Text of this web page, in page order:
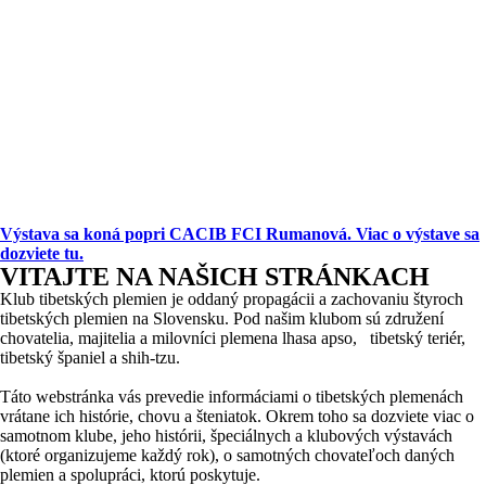
Výstava sa koná popri CACIB FCI Rumanová. Viac o výstave sa
dozviete tu.
VITAJTE NA NAŠICH STRÁNKACH
Klub tibetských plemien je oddaný propagácii a zachovaniu štyroch
tibetských plemien na Slovensku. Pod našim klubom sú združení
chovatelia, majitelia a milovníci plemena lhasa apso, tibetský teriér,
tibetský španiel a shih-tzu.
Táto webstránka vás prevedie informáciami o tibetských plemenách
vrátane ich histórie, chovu a šteniatok. Okrem toho sa dozviete viac o
samotnom klube, jeho histórii, špeciálnych a klubových výstavách
(ktoré organizujeme každý rok), o samotných chovateľoch daných
plemien a spolupráci, ktorú poskytuje.